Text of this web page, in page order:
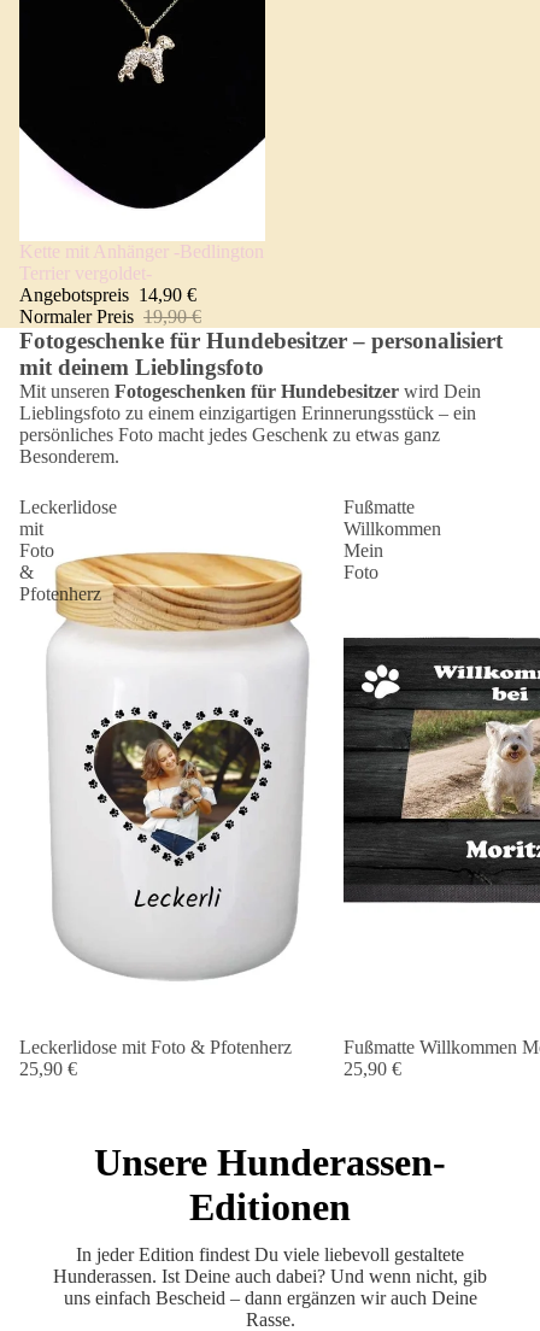
Angebot 🐾
Kette mit Anhänger -Bedlington
Terrier vergoldet-
Angebotspreis 14,90 €
Normaler Preis 19,90 €
Fotogeschenke für Hundebesitzer – personalisiert
mit deinem Lieblingsfoto
Mit unseren Fotogeschenken für Hundebesitzer wird Dein
Lieblingsfoto zu einem einzigartigen Erinnerungsstück – ein
persönliches Foto macht jedes Geschenk zu etwas ganz
Besonderem.
Leckerlidose
mit
Foto
&
Pfotenherz
Leckerlidose mit Foto & Pfotenherz
25,90 €
Fußmatte
Willkommen
Mein
Foto
Fußmatte Willkommen
25,90 €
Unsere Hunderassen-
Editionen
In jeder Edition findest Du viele liebevoll gestaltete
Hunderassen. Ist Deine auch dabei? Und wenn nicht, gib
uns einfach Bescheid – dann ergänzen wir auch Deine
Rasse.